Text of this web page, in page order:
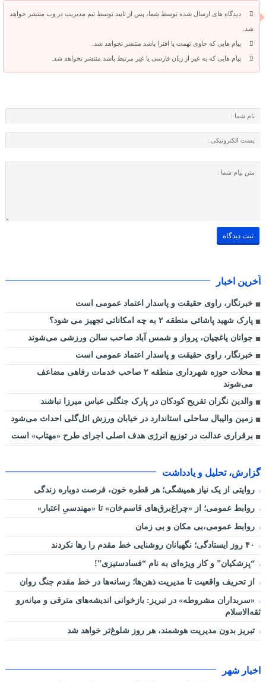
دیدگاه های ارسال شده توسط شما، پس از تایید توسط تیم مدیریت در وب منتشر خواهد
شد.
پیام هایی که حاوی تهمت یا افترا باشد منتشر نخواهد شد.
پیام هایی که به غیر از زبان فارسی یا غیر مرتبط باشد منتشر نخواهد شد.
آخرین اخبار
خبرنگار، راوی حقیقت و پاسدار اعتماد عمومی است
پارک شهید پاشائی منطقه ۲ به چه امکاناتی تجهیز می شود؟
جوانان یاغچیان، پرواز و شمس آباد صاحب سالن ورزشی می‌شوند
خبرنگار، راوی حقیقت و پاسدار اعتماد عمومی است
محلات حوزه شهرداری منطقه ۲ صاحب خدمات رفاهی مضاعف
می‌شوند
والدین نگران تفریح کودکان در پارک جنگلی عباس میرزا نباشند
زمین والیبال ساحلی استاندارد در خیابان ورزش ائل‌گلی احداث می‌شود
برقراری عدالت در توزیع انرژی هدف اصلی اجرای طرح «مهتاب» است
گزارش، تحلیل و یادداشت
روایتی از یک نیاز همیشگی؛ هر قطره خون، فرصت دوباره زندگی
روابط عمومی؛ از «چراغ‌برق‌های قاسم‌خان» تا «مهندسیِ اعتبار»
روابط عمومی،بی مکان و بی زمان
“پزشکیان” و کار ویژه‌ای به نام “فسادستیزی”!
از تحریف واقعیت تا مدیریت ذهن‌ها؛ رسانه‌ها در خط مقدم جنگ روان
«سربداران مشروطه» در تبریز: بازخوانی اندیشه‌های مترقی و میانه‌رو
ثقه‌الاسلام
تبریز بدون مدیریت هوشمند، هر روز شلوغ‌تر خواهد شد
اخبار شهر